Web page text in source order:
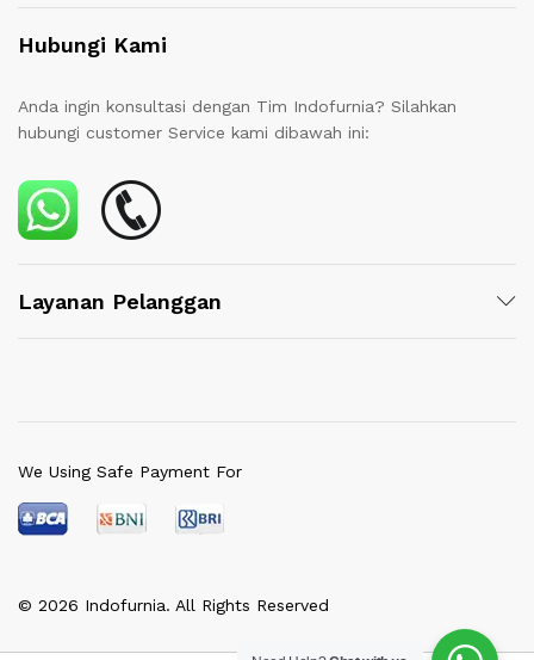
Hubungi Kami
Anda ingin konsultasi dengan Tim Indofurnia? Silahkan
hubungi customer Service kami dibawah ini:
Layanan Pelanggan
© 2026 Indofurnia. All Rights Reserved
We Using Safe Payment For